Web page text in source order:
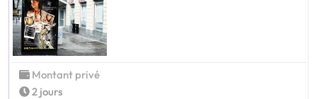
Montant privé
2 jours